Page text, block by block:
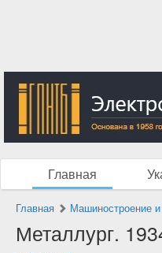
Главная
Главная Машиностроение
Металлург.